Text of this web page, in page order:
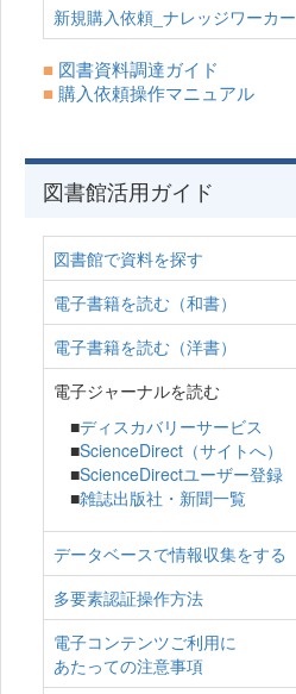
新規購入依頼_ナレッジワーカー
■ 図書資料調達ガイド
■購入依頼操作マニュアル
図書館活用ガイド
図書館で資料を探す
電子書籍を読む（和書）
電子書籍を読む（洋書）
電子ジャーナルを読む
■ディスカバリーサービス
■ScienceDirect（サイトへ）
■ScienceDirectユーザー登録
■雑誌出版社・新聞一覧
データベースで情報収集をする
多要素認証操作方法
電子コンテンツご利用に
あたっての注意事項